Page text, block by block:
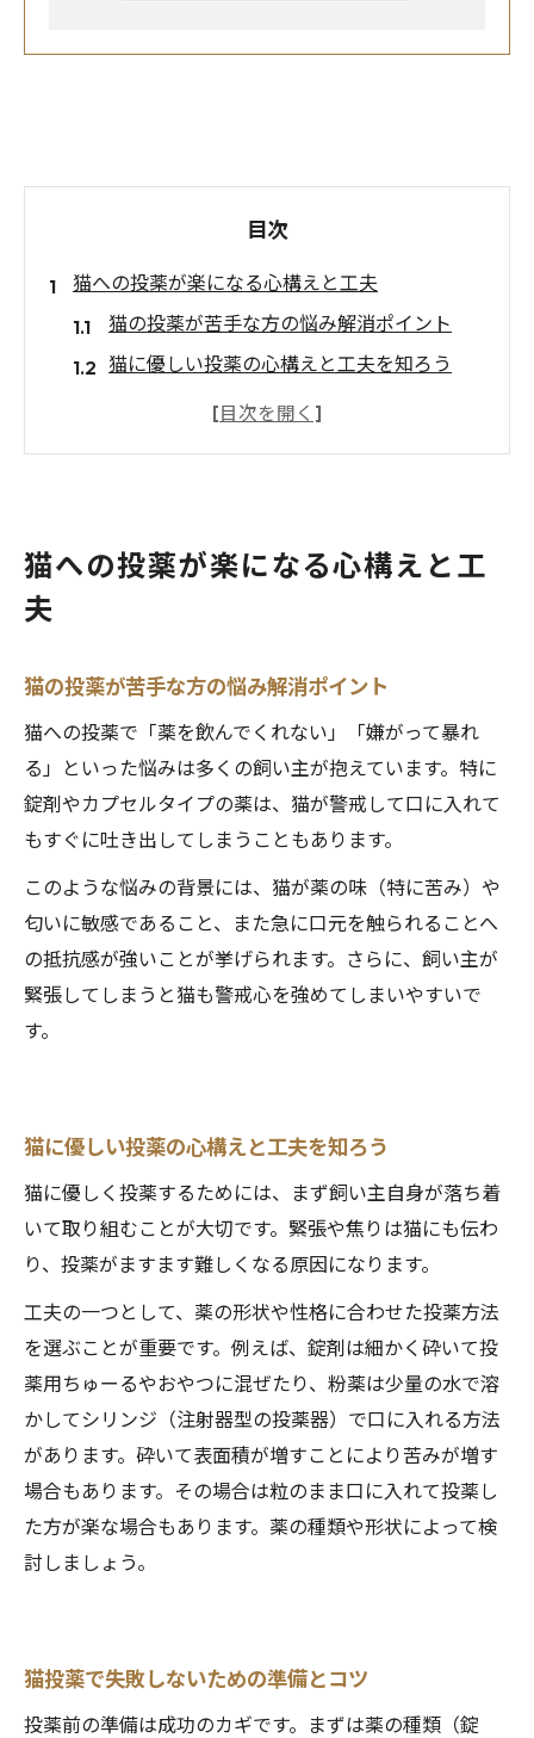
目次
猫への投薬が楽になる心構えと工夫
猫の投薬が苦手な方の悩み解消ポイント
猫に優しい投薬の心構えと工夫を知ろう
猫投薬で失敗しないための準備とコツ
猫が薬を嫌がるときの対策と実践テクニッ
猫の性格別に合う投薬方法の選び方
猫投薬器やシリンジ活用の実践ポイント
猫の口に薬を入れる瞬間の成功コツ
錠剤が苦手な猫と向き合う飲ませ方の秘訣
猫が錠剤薬を飲まない時の工夫と対処法
猫の錠剤投薬を成功させる細やかなコツ
猫投薬器やカプセルで錠剤を飲ませる方法
猫の錠剤投薬時に嫌がられない工夫
チュールやおやつを使った猫投薬の新常識
法
猫の投薬用チュールの使い方と注意すべき
点
猫の好みに合わせたおやつ投薬の工夫
猫への投薬が楽になる心構えと工
夫
猫の投薬が苦手な方の悩み解消ポイント
猫への投薬で「薬を飲んでくれない」「嫌がって暴れ
る」といった悩みは多くの飼い主が抱えています。特に
錠剤やカプセルタイプの薬は、猫が警戒して口に入れて
もすぐに吐き出してしまうこともあります。
このような悩みの背景には、猫が薬の味（特に苦み）や
匂いに敏感であること、また急に口元を触られることへ
の抵抗感が強いことが挙げられます。さらに、飼い主が
緊張してしまうと猫も警戒心を強めてしまいやすいで
す。
猫に優しい投薬の心構えと工夫を知ろう
猫に優しく投薬するためには、まず飼い主自身が落ち着
いて取り組むことが大切です。緊張や焦りは猫にも伝わ
り、投薬がますます難しくなる原因になります。
工夫の一つとして、薬の形状や性格に合わせた投薬方法
を選ぶことが重要です。例えば、錠剤は細かく砕いて投
薬用ちゅーるやおやつに混ぜたり、粉薬は少量の水で溶
かしてシリンジ（注射器型の投薬器）で口に入れる方法
があります。砕いて表面積が増すことにより苦みが増す
場合もあります。その場合は粒のまま口に入れて投薬し
た方が楽な場合もあります。薬の種類や形状によって検
討しましょう。
猫投薬で失敗しないための準備とコツ
投薬前の準備は成功のカギです。まずは薬の種類（錠